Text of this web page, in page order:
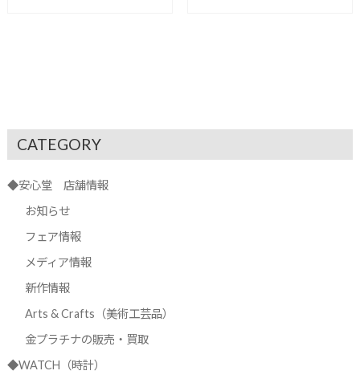
CATEGORY
◆安心堂 店舗情報
お知らせ
フェア情報
メディア情報
新作情報
Arts & Crafts（美術工芸品）
金プラチナの販売・買取
◆WATCH（時計）